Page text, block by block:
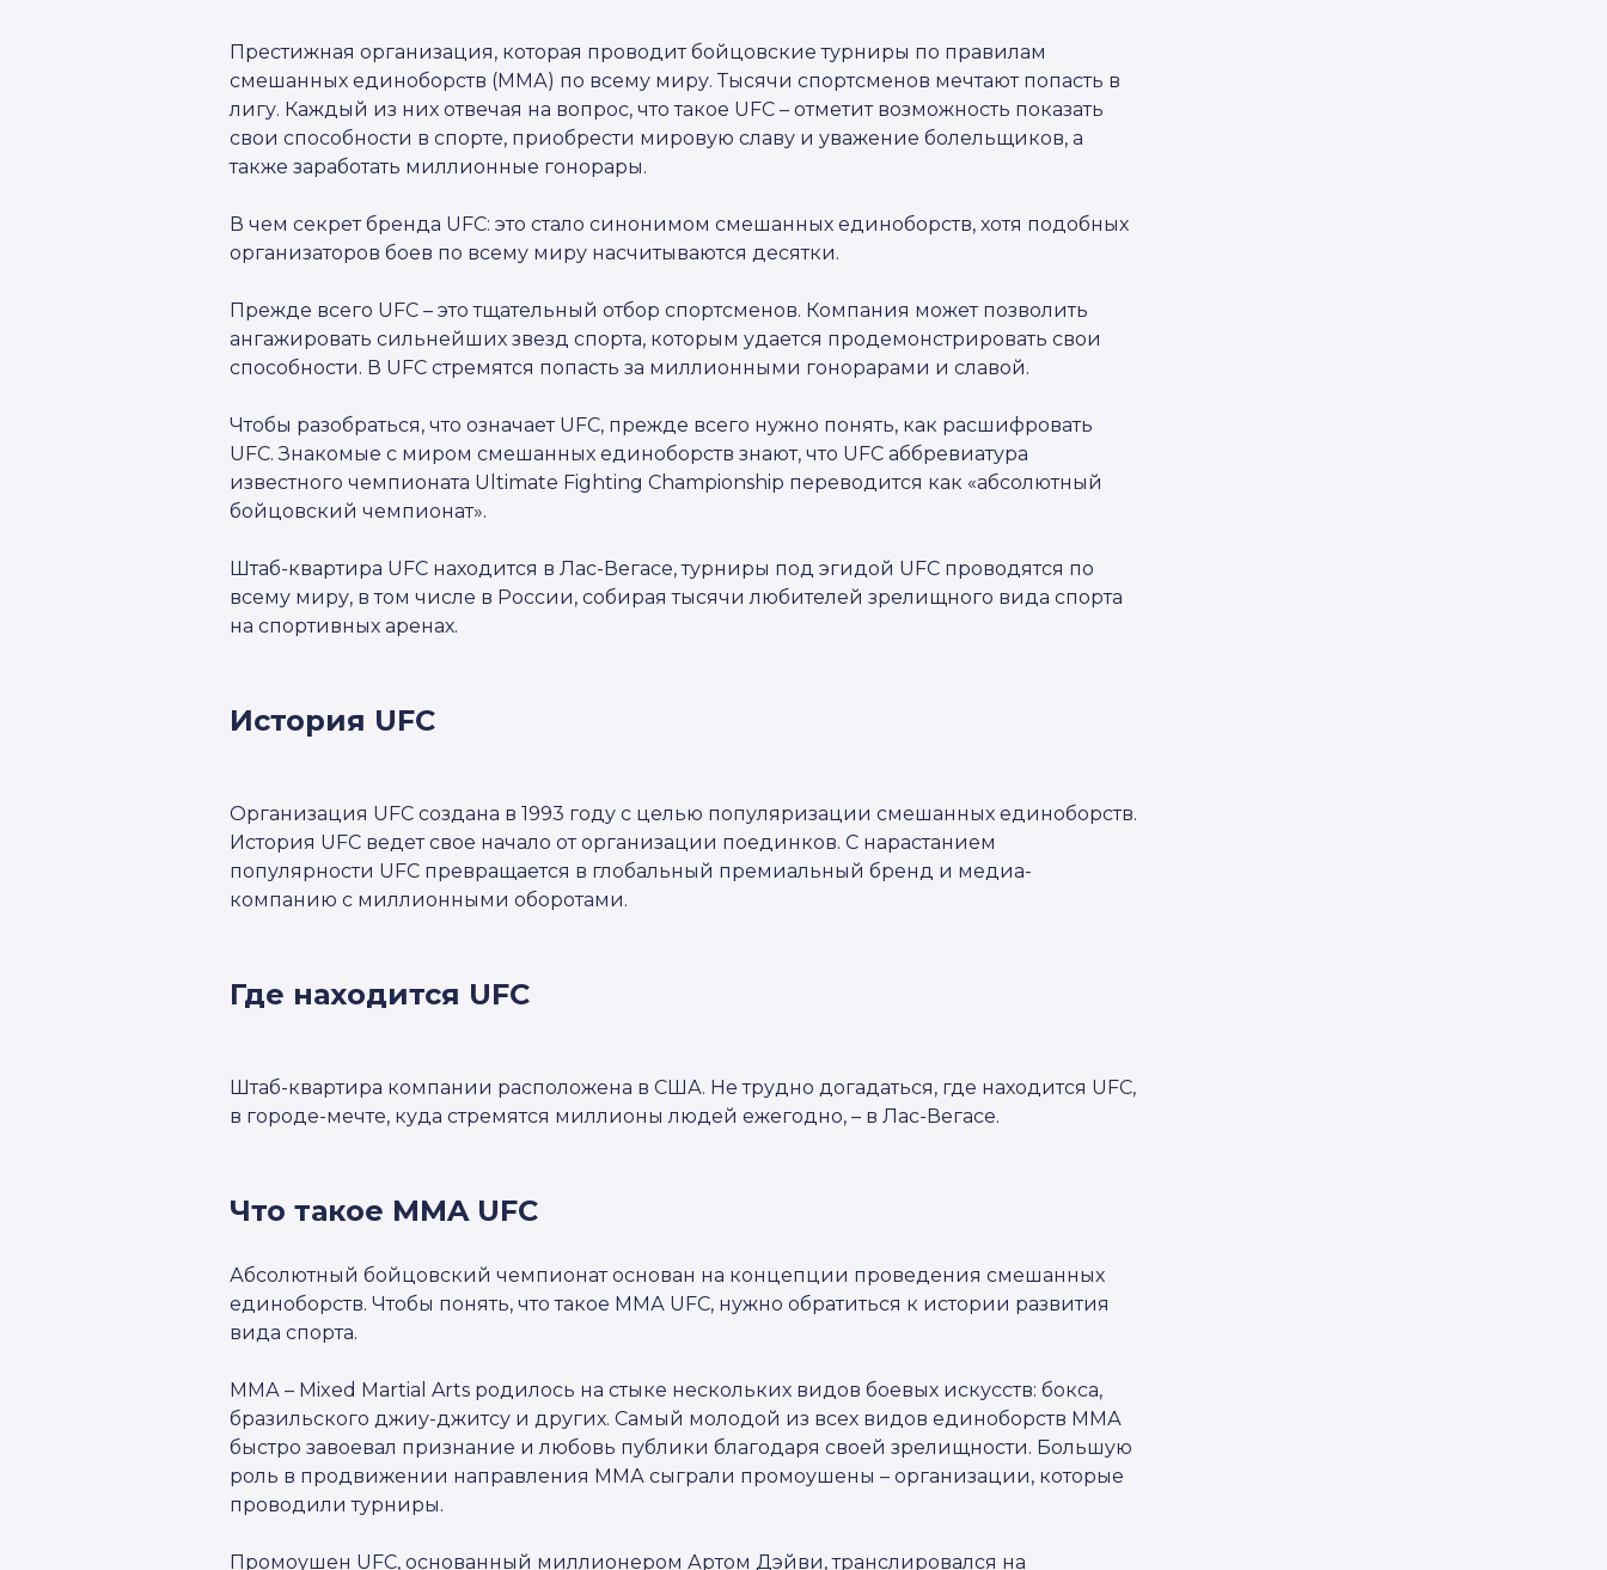
Престижная организация, которая проводит бойцовские турниры по правилам
смешанных единоборств (ММА) по всему миру. Тысячи спортсменов мечтают попасть в
лигу. Каждый из них отвечая на вопрос, что такое UFC – отметит возможность показать
свои способности в спорте, приобрести мировую славу и уважение болельщиков, а
также заработать миллионные гонорары.
В чем секрет бренда UFС: это стало синонимом смешанных единоборств, хотя подобных
организаторов боев по всему миру насчитываются десятки.
Прежде всего UFC – это тщательный отбор спортсменов. Компания может позволить
ангажировать сильнейших звезд спорта, которым удается продемонстрировать свои
способности. В UFC стремятся попасть за миллионными гонорарами и славой.
Чтобы разобраться, что означает UFC, прежде всего нужно понять, как расшифровать
UFC. Знакомые с миром смешанных единоборств знают, что UFC аббревиатура
известного чемпионата Ultimate Fighting Championship переводится как «абсолютный
бойцовский чемпионат».
Штаб-квартира UFC находится в Лас-Вегасе, турниры под эгидой UFC проводятся по
всему миру, в том числе в России, собирая тысячи любителей зрелищного вида спорта
на спортивных аренах.
История UFC
Организация UFC создана в 1993 году с целью популяризации смешанных единоборств.
История UFC ведет свое начало от организации поединков. С нарастанием
популярности UFC превращается в глобальный премиальный бренд и медиа-
компанию с миллионными оборотами.
Где находится UFC
Штаб-квартира компании расположена в США. Не трудно догадаться, где находится UFC,
в городе-мечте, куда стремятся миллионы людей ежегодно, – в Лас-Вегасе.
Что такое MMA UFC
Абсолютный бойцовский чемпионат основан на концепции проведения смешанных
единоборств. Чтобы понять, что такое ММА UFC, нужно обратиться к истории развития
вида спорта.
ММА – Mixed Martial Arts родилось на стыке нескольких видов боевых искусств: бокса,
бразильского джиу-джитсу и других. Самый молодой из всех видов единоборств ММА
быстро завоевал признание и любовь публики благодаря своей зрелищности. Большую
роль в продвижении направления ММА сыграли промоушены – организации, которые
проводили турниры.
Промоушен UFC, основанный миллионером Артом Дэйви, транслировался на